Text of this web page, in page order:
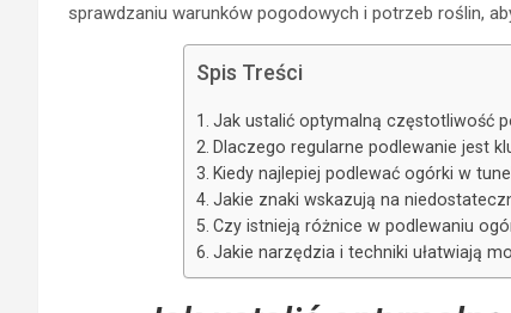
sprawdzaniu warunków pogodowych i potrzeb roślin,
Spis Treści
Jak ustalić optymalną częstotliwość
Dlaczego regularne podlewanie jest
Kiedy najlepiej podlewać ogórki w
Jakie znaki wskazują na
Czy istnieją różnice w podlewaniu
Jakie narzędzia i techniki ułatwiają